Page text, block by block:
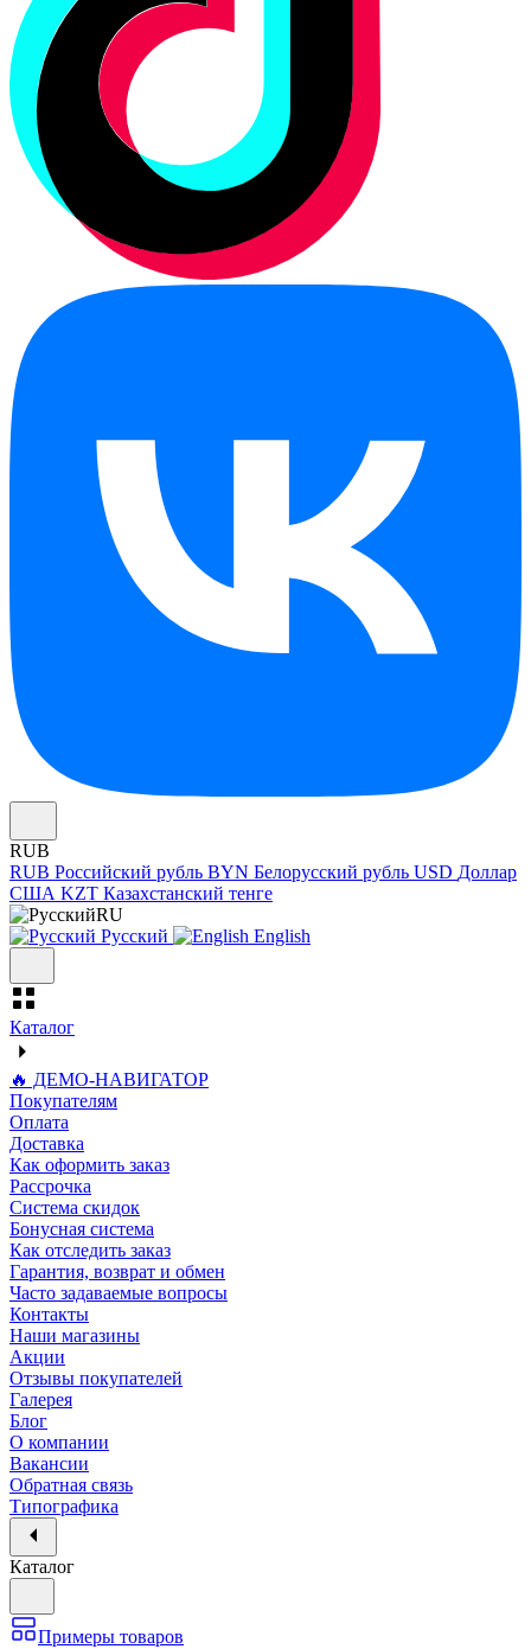
RUB
RUB Российский рубль BYN Белорусский рубль USD Доллар
США KZT Казахстанский тенге
RU
Русский
English
Каталог
🔥 ДЕМО-НАВИГАТОР
Покупателям
Оплата
Доставка
Как оформить заказ
Рассрочка
Система скидок
Бонусная система
Как отследить заказ
Гарантия, возврат и обмен
Часто задаваемые вопросы
Контакты
Наши магазины
Акции
Отзывы покупателей
Галерея
Блог
О компании
Вакансии
Обратная связь
Типографика
Каталог
Примеры товаров